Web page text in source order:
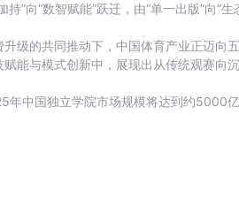
”向“数智赋能”跃迁，由“单一出版”向“
级的共同推动下，中国体育产业正迈向
能与模式创新中，展现出从传统观赛向
出行业高质量
年中国独立学院市场规模将达到约5000